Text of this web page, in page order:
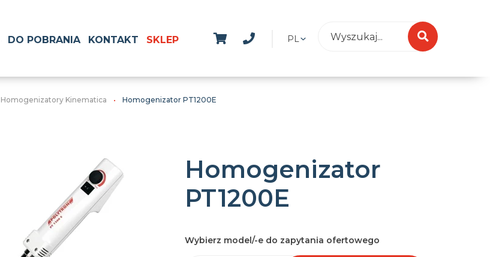
PL
DO POBRANIA KONTAKT SKLEP
Homogenizatory Kinematica Homogenizator PT1200E
Homogenizator
PT1200E
Wybierz model/-e do zapytania ofertowego